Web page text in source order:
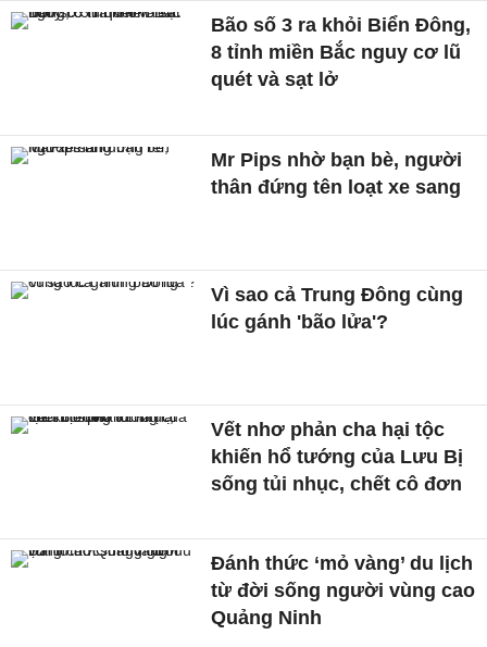
Bão số 3 ra khỏi Biển Đông,
8 tỉnh miền Bắc nguy cơ lũ
quét và sạt lở
Mr Pips nhờ bạn bè, người
thân đứng tên loạt xe sang
Vì sao cả Trung Đông cùng
lúc gánh 'bão lửa'?
Vết nhơ phản cha hại tộc
khiến hổ tướng của Lưu Bị
sống tủi nhục, chết cô đơn
Đánh thức ‘mỏ vàng’ du lịch
từ đời sống người vùng cao
Quảng Ninh